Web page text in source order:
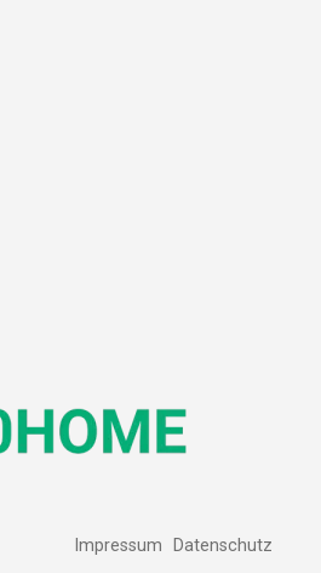
Impressum Datenschutz